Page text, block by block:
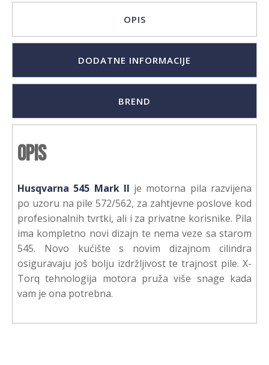
OPIS
DODATNE INFORMACIJE
BREND
Opis
Husqvarna 545 Mark II je motorna pila razvijena
po uzoru na pile 572/562, za zahtjevne poslove kod
profesionalnih tvrtki, ali i za privatne korisnike. Pila
ima kompletno novi dizajn te nema veze sa starom
545. Novo kućište s novim dizajnom cilindra
osiguravaju još bolju izdržljivost te trajnost pile. X-
Torq tehnologija motora pruža više snage kada
vam je ona potrebna.